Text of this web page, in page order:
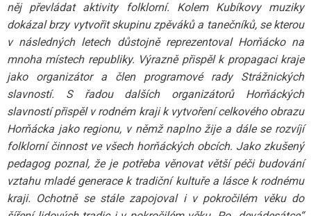
něj převládat aktivity folklorní. Kolem Kubíkovy muziky
dokázal brzy vytvořit skupinu zpěváků a tanečníků, se kterou
v následných letech důstojně reprezentoval Horňácko na
mnoha místech republiky. Výrazně přispěl k propagaci kraje
jako organizátor a člen programové rady Strážnických
slavností. S řadou dalších organizátorů Horňáckých
slavností přispěl v rodném kraji k vytvoření celkového obrazu
Horňácka jako regionu, v němž naplno žije a dále se rozvíjí
folklorní činnost ve všech horňáckých obcích. Jako zkušený
pedagog poznal, že je potřeba věnovat větší péči budování
vztahu mladé generace k tradiční kultuře a lásce k rodnému
kraji. Ochotně se stále zapojoval i v pokročilém věku do